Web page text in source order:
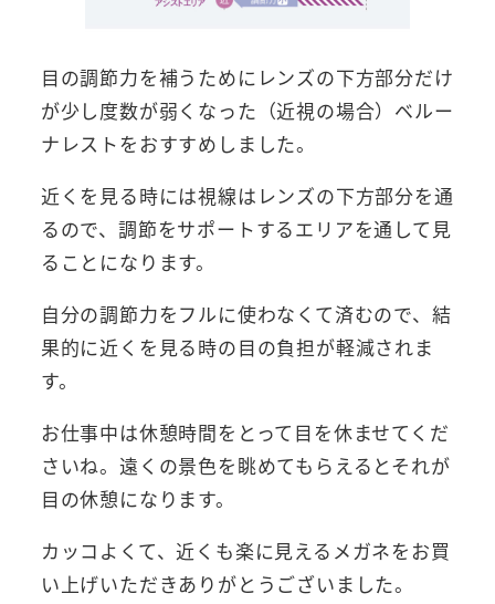
目の調節力を補うためにレンズの下方部分だけ
が少し度数が弱くなった（近視の場合）ベルー
ナレストをおすすめしました。
近くを見る時には視線はレンズの下方部分を通
るので、調節をサポートするエリアを通して見
ることになります。
自分の調節力をフルに使わなくて済むので、結
果的に近くを見る時の目の負担が軽減されま
す。
お仕事中は休憩時間をとって目を休ませてくだ
さいね。遠くの景色を眺めてもらえるとそれが
目の休憩になります。
カッコよくて、近くも楽に見えるメガネをお買
い上げいただきありがとうございました。